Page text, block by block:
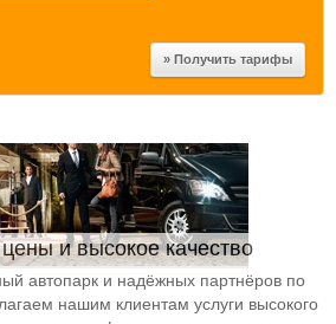
и высокое качество
автопарк и надёжных партнёров по
нашим клиентам услуги высокого